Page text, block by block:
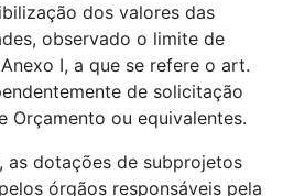
dos valores das
observado o limite de
I, a que se refere o art.
de solicitação
Orçamento ou equivalentes.
as dotações de subprojetos
órgãos responsáveis pela